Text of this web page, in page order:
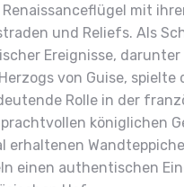
mit
und Reliefs. Als
Ereignisse, darunter
von Guise, spielte
Rolle in der
königlichen
erhaltenen
einen authentischen